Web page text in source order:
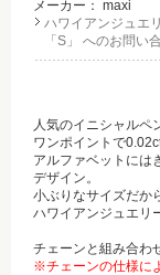
メーカー： maxi
ハワイアンジュエ
「S」 へのお問い
人気のイニシャルペ
ワンポイントで
アルファベットには
デザイン。
小ぶりなサイズだか
ハワイアンジュエリ
チェーンと組み合わ
※チェーンの仕様に